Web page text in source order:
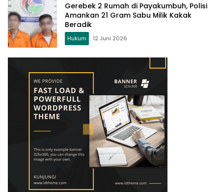
Gerebek 2 Rumah di Payakumbuh, Polisi
Amankan 21 Gram Sabu Milik Kakak
Beradik
Hukum 12 Juni 2026